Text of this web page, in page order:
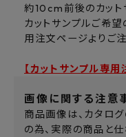
約10cm前後のカット
カットサンプルご希
用注文ページよりご
【カットサンプル専用
画像に関する注意
商品画像は、カタロ
の為、実際の商品と